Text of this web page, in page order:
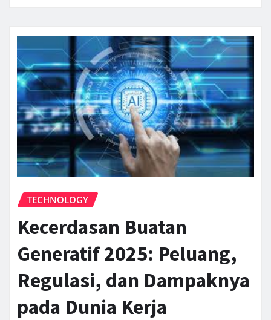
TECHNOLOGY
Kecerdasan Buatan
Generatif 2025: Peluang,
Regulasi, dan Dampaknya
pada Dunia Kerja